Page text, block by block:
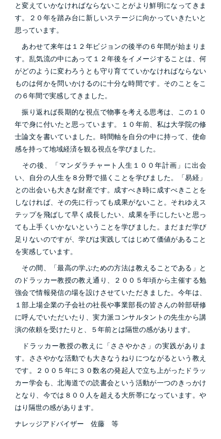
と変えていかなければならないことがより鮮明になってきま
す。２０年を踏み台に新しいステージに向かっていきたいと
思っています。
あわせて来年は１２年ビジョンの後半の６年間が始まりま
す。乱気流の中にあって１２年後をイメージすることは、何
がどのように変わろうとも守り育てていかなければならない
ものは何かを問いかけるのに十分な時間です。そのことをこ
の６年間で実感してきました。
振り返れば長期的な視点で物事を考える思考は、この１０
年で身に付いたと思っています。１０年前、私は大学院の修
士論文を書いていました。時間軸を自分の中に持って、使命
感を持って地域経済を観る視点を学びました。
その後、「マンダラチャート人生１００年計画」に出会
い、自分の人生を８分野で描くことを学びました。「易経」
との出会いも大きな財産です。成すべき時に成すべきことを
しなければ、その先に行っても成果がないこと。それゆえス
テップを飛ばして早く成長したい、成果を手にしたいと思っ
ても上手くいかないということを学びました。まだまだ学び
足りないのですが、学びは実践してはじめて価値があること
を実感しています。
その間、「最高の学ぶための方法は教えることである」と
のドラッカー教授の教え通り、２００５年頃から主催する勉
強会で情報発信の場を設けさせていただきました。今年は、
１部上場企業の子会社の社長や事業部長の皆さんの幹部研修
に呼んでいただいたり、実力派コンサルタントの先生から講
演の依頼を受けたりと、５年前とは隔世の感があります。
ドラッカー教授の教えに「ささやかさ」の実践がありま
す。ささやかな活動でも大きなうねりにつながるという教え
です。２００５年に３０数名の発起人で立ち上がったドラッ
カー学会も、北海道での読書会という活動が一つのきっかけ
となり、今では８００人を超える大所帯になっています。や
はり隔世の感があります。
ナレッジアドバイザー 佐藤 等